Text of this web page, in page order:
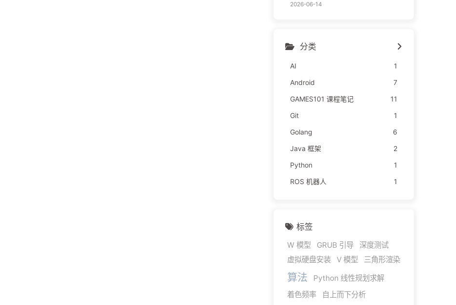
2026-06-14
分类
AI
1
Android
7
GAMES101 课程笔记
11
Git
1
Golang
6
Java 框架
2
Python
1
ROS 机器人
1
标签
W 模型 GRUB 引导
深度测试
虚拟硬盘安装
V 模型 三角形渲染
算法
Python 线性规划求解
着色频率
自上而下分析